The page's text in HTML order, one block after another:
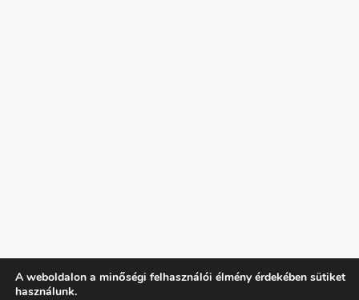
A weboldalon a minőségi felhasználói élmény érdekében sütiket
használunk.